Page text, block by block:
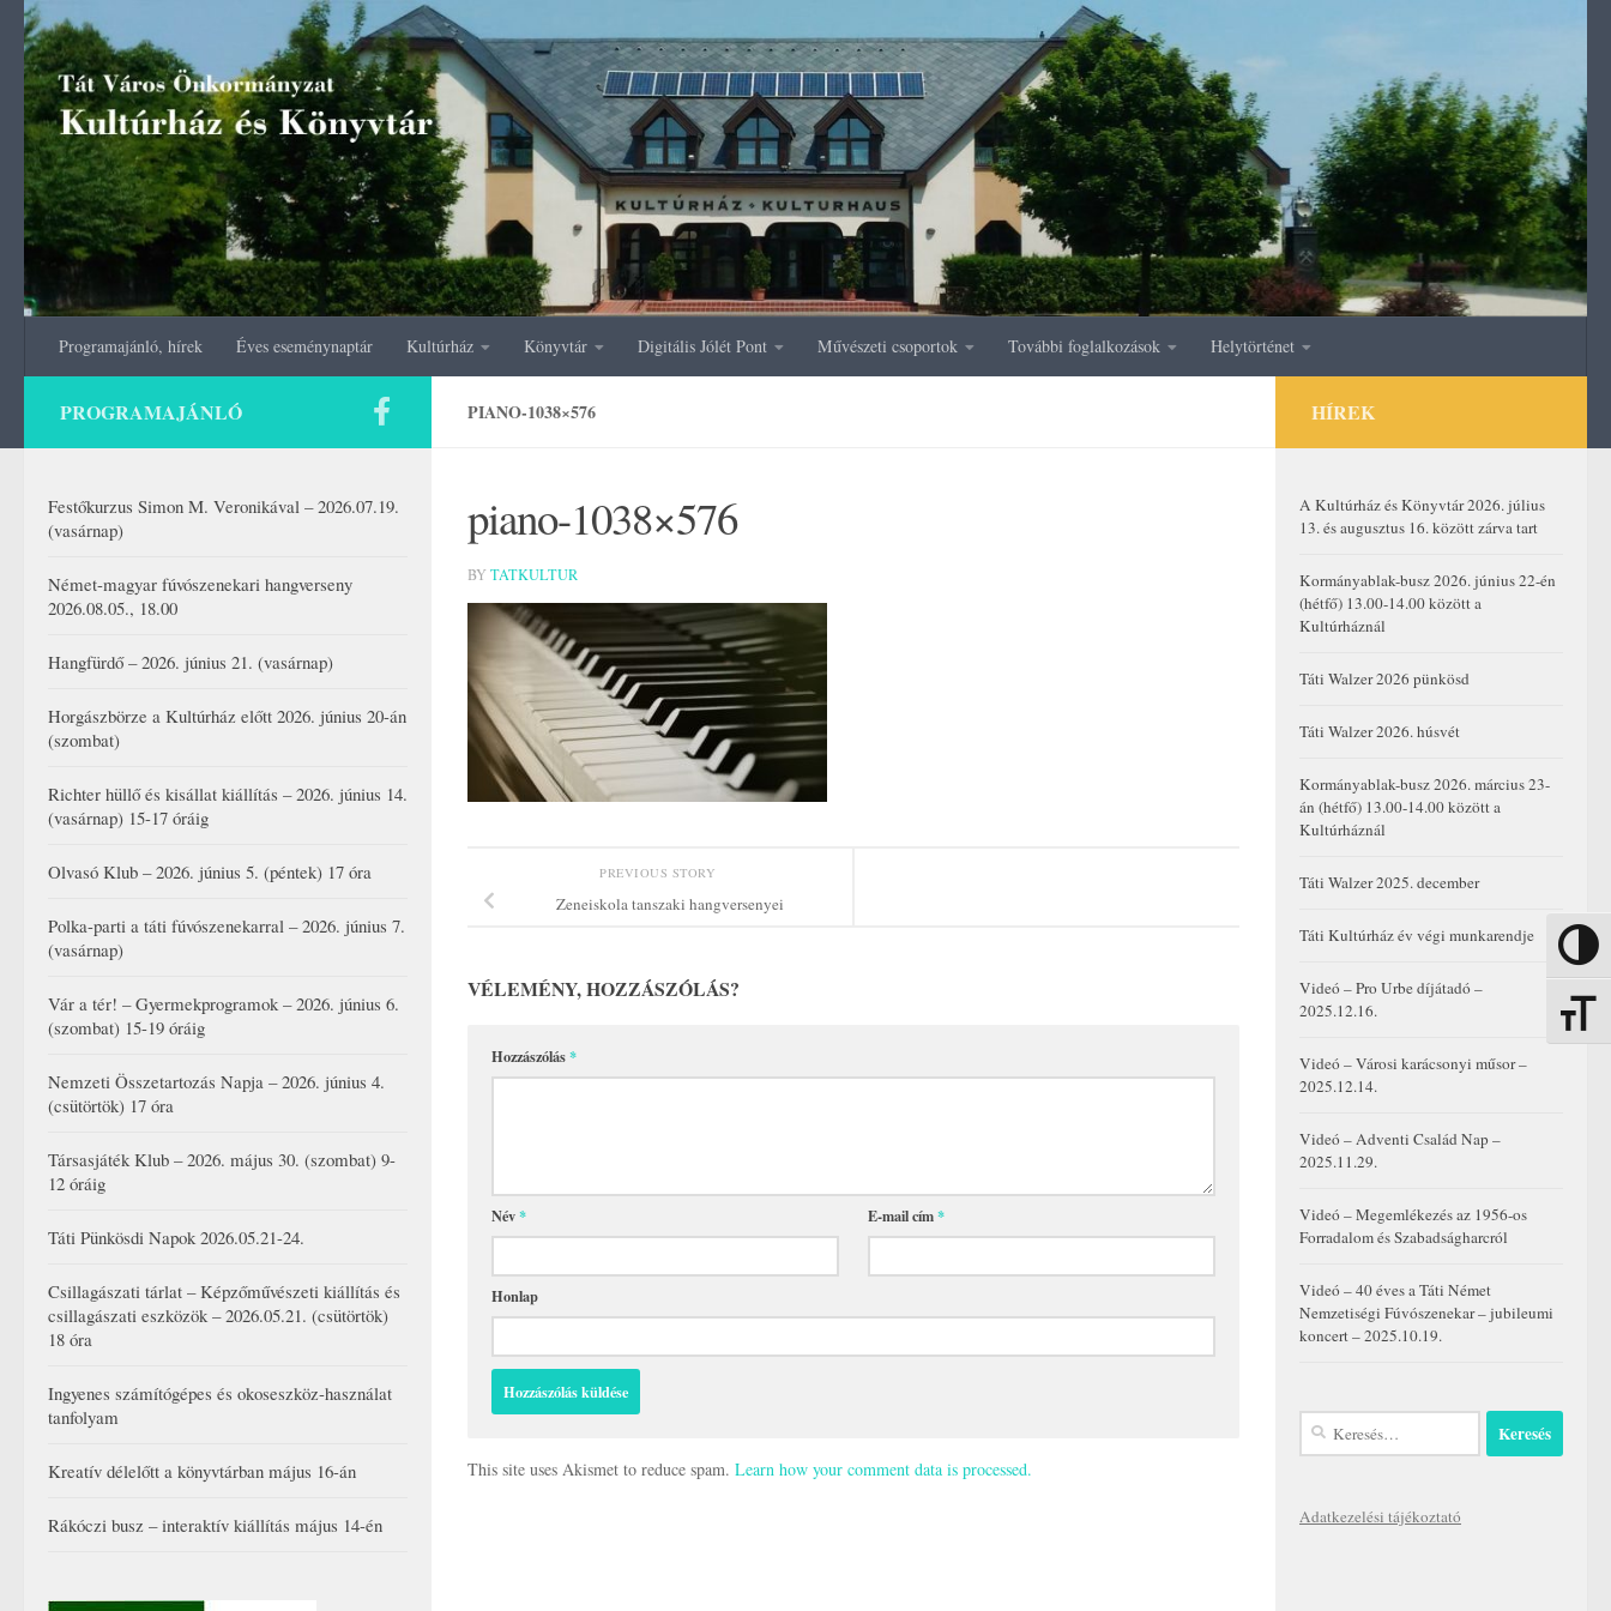
Nagy
Skip to content
Programajánló, hírek Éves eseménynaptár Kultúrház Könyvtár Digitális Jólét Pont Művészeti csoportok További foglalkozások Helytörténet
PIANO-1038×576
piano-1038×576
BY TATKULTUR
PREVIOUS STORY
Zeneiskola tanszaki hangversenyei
VÉLEMÉNY, HOZZÁSZÓLÁS?
Hozzászólás*
Név* E-mail cím*
Honlap
This site uses Akismet to reduce spam. Learn how your comment data is processed.
PROGRAMAJÁNLÓ
Festőkurzus Simon M. Veronikával – 2026.07.19.
(vasárnap)
Német-magyar fúvószenekari hangverseny
2026.08.05., 18.00
Hangfürdő – 2026. június 21. (vasárnap)
Horgászbörze a Kultúrház előtt 2026. június 20-án
(szombat)
Richter hüllő és kisállat kiállítás – 2026. június 14.
(vasárnap) 15-17 óráig
Olvasó Klub – 2026. június 5. (péntek) 17 óra
Polka-parti a táti fúvószenekarral – 2026. június 7.
(vasárnap)
Vár a tér! – Gyermekprogramok – 2026. június 6.
(szombat) 15-19 óráig
Nemzeti Összetartozás Napja – 2026. június 4.
(csütörtök) 17 óra
Társasjáték Klub – 2026. május 30. (szombat) 9-
12 óráig
Táti Pünkösdi Napok 2026.05.21-24.
Csillagászati tárlat – Képzőművészeti kiállítás és
csillagászati eszközök – 2026.05.21. (csütörtök)
18 óra
Ingyenes számítógépes és okoseszköz-használat
tanfolyam
Kreatív délelőtt a könyvtárban május 16-án
Rákóczi busz – interaktív kiállítás május 14-én
HÍREK
A Kultúrház és Könyvtár 2026. július
13. és augusztus 16. között zárva tart
Kormányablak-busz 2026. június 22-én
(hétfő) 13.00-14.00 között a
Kultúrháznál
Táti Walzer 2026 pünkösd
Táti Walzer 2026. húsvét
Kormányablak-busz 2026. március 23-
án (hétfő) 13.00-14.00 között a
Kultúrháznál
Táti Walzer 2025. december
Táti Kultúrház év végi munkarendje
Videó – Pro Urbe díjátadó –
2025.12.16.
Videó – Városi karácsonyi műsor –
2025.12.14.
Videó – Adventi Család Nap –
2025.11.29.
Videó – Megemlékezés az 1956-os
Forradalom és Szabadságharcról
Videó – 40 éves a Táti Német
Nemzetiségi Fúvószenekar – jubileumi
koncert – 2025.10.19.
Keresés:
Adatkezelési tájékoztató